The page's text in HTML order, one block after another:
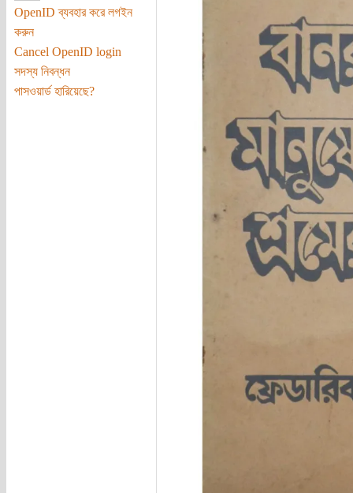
OpenID ব্যবহার করে লগইন
করুন
Cancel OpenID login
সদস্য নিবন্ধন
পাসওয়ার্ড হারিয়েছে?